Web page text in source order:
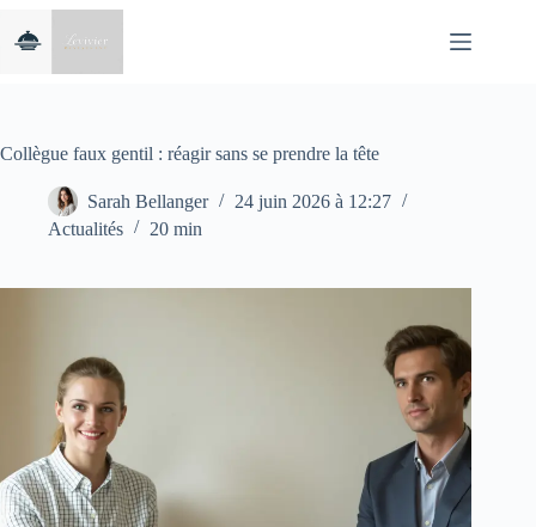
contenu
Collègue faux gentil : réagir sans se prendre la tête
Sarah Bellanger
24 juin 2026 à 12:27
Actualités
20 min